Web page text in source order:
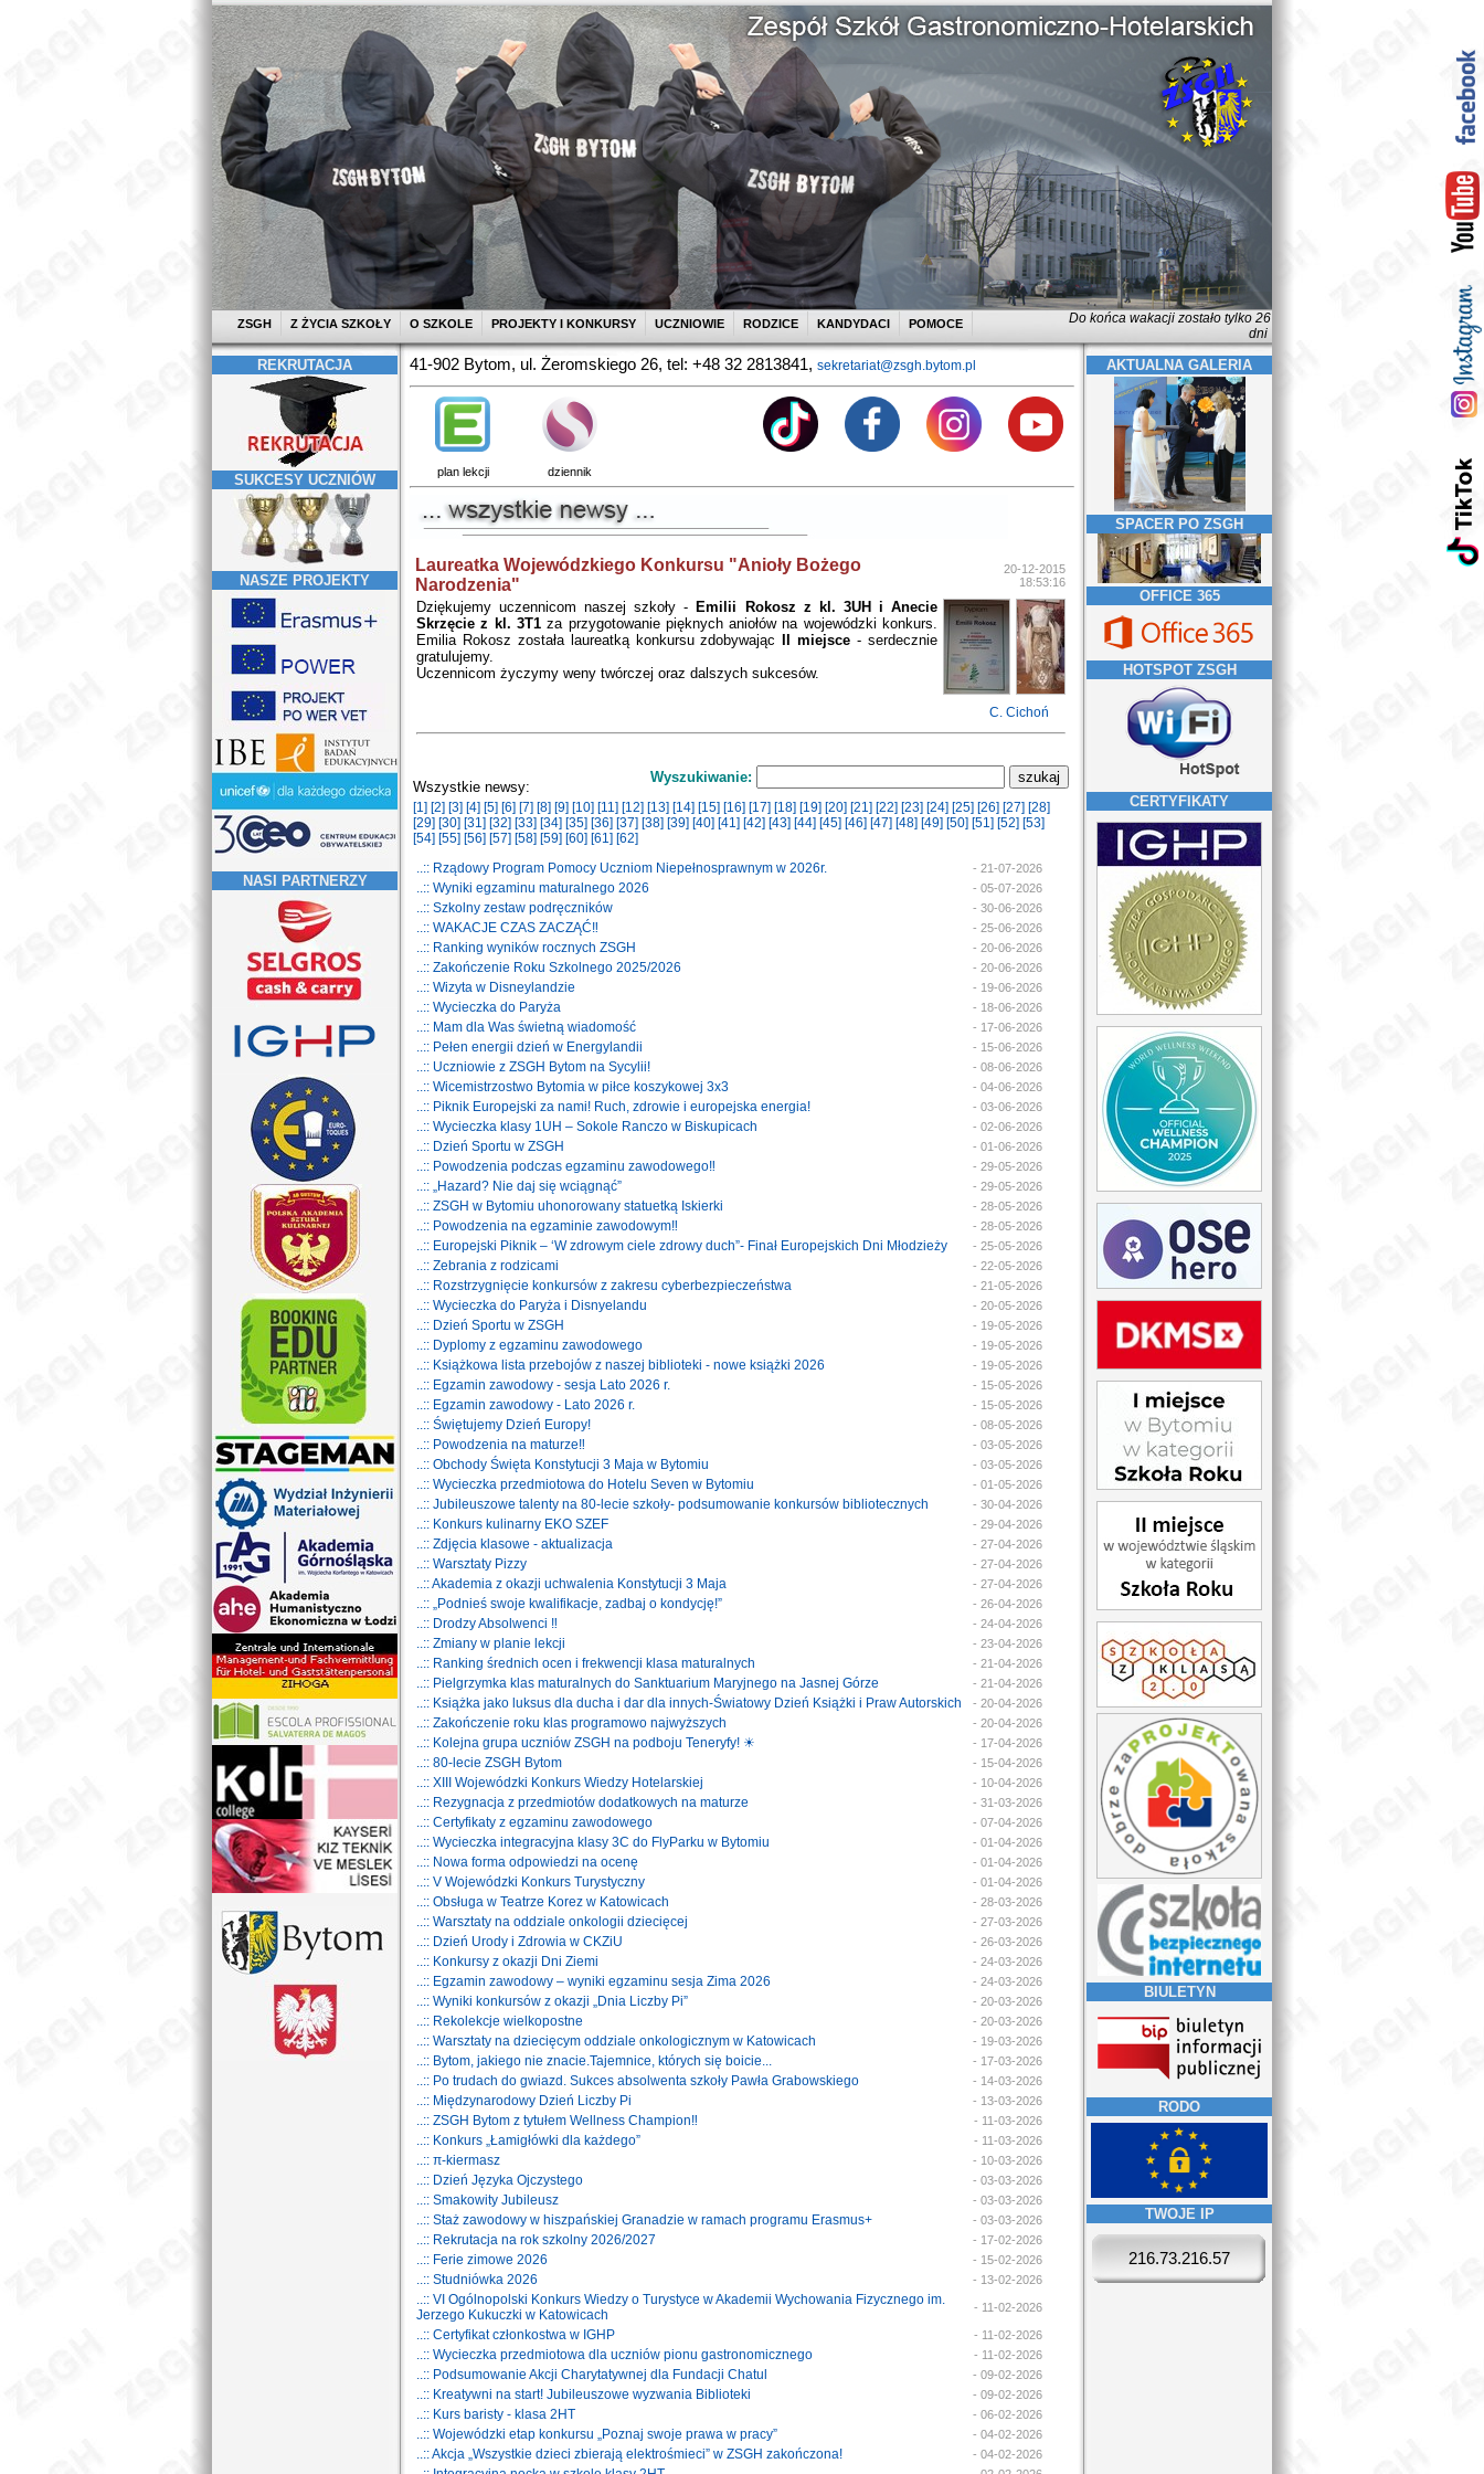
ZSGH Z ŻYCIA SZKOŁY O SZKOLE PROJEKTY I KONKURSY UCZNIOWIE RODZICE KANDYDACI POMOCE
Do końca wakacji zostało tylko 26
dni
REKRUTACJA
SUKCESY UCZNIÓW
NASZE PROJEKTY
NASI PARTNERZY
41-902 Bytom, ul. Żeromskiego 26, tel: +48 32 2813841, sekretariat@zsgh.bytom.pl
plan lekcji dziennik
Laureatka Wojewódzkiego Konkursu "Anioły Bożego
Narodzenia"
20-12-2015
18:53:16
Dziękujemy uczennicom naszej szkoły - Emilii Rokosz z kl. 3UH i Anecie
Skrzęcie z kl. 3T1za przygotowanie pięknych aniołów na wojewódzki konkurs.
Emilia Rokosz została laureatką konkursu zdobywając
II miejsce - serdecznie
gratulujemy.
Uczennicom życzymy weny twórczej oraz dalszych sukcesów.
C. Cichoń
Wszystkie newsy:
Wyszukiwanie:
[1] [2] [3] [4] [5] [6] [7] [8] [9] [10] [11] [12] [13] [14] [15] [16] [17] [18] [19] [20] [21] [22] [23] [24] [25] [26] [27] [28]
[29] [30] [31] [32] [33] [34] [35] [36] [37] [38] [39] [40] [41] [42] [43] [44] [45] [46] [47] [48] [49] [50] [51] [52] [53]
[54] [55] [56] [57] [58] [59] [60] [61] [62]
..:: Rządowy Program Pomocy Uczniom Niepełnosprawnym w 2026r.
- 21-07-2026
..:: Wyniki egzaminu maturalnego 2026 - 05-07-2026
..:: Szkolny zestaw podręczników - 30-06-2026
..:: WAKACJE CZAS ZACZĄĆ‼️ - 25-06-2026
..:: Ranking wyników rocznych ZSGH - 20-06-2026
..:: Zakończenie Roku Szkolnego 2025/2026 - 20-06-2026
..:: Wizyta w Disneylandzie - 19-06-2026
..:: Wycieczka do Paryża - 18-06-2026
..:: Mam dla Was świetną wiadomość - 17-06-2026
..:: Pełen energii dzień w Energylandii - 15-06-2026
..:: Uczniowie z ZSGH Bytom na Sycylii! - 08-06-2026
..:: Wicemistrzostwo Bytomia w piłce koszykowej 3x3 - 04-06-2026
..:: Piknik Europejski za nami! Ruch, zdrowie i europejska energia! - 03-06-2026
..:: Wycieczka klasy 1UH – Sokole Ranczo w Biskupicach - 02-06-2026
..:: Dzień Sportu w ZSGH - 01-06-2026
..:: Powodzenia podczas egzaminu zawodowego‼️ - 29-05-2026
..:: „Hazard? Nie daj się wciągnąć” - 29-05-2026
..:: ZSGH w Bytomiu uhonorowany statuetką Iskierki - 28-05-2026
..:: Powodzenia na egzaminie zawodowym‼️ - 28-05-2026
..:: Europejski Piknik – ‘W zdrowym ciele zdrowy duch”- Finał Europejskich Dni Młodzieży - 25-05-2026
..:: Zebrania z rodzicami - 22-05-2026
..:: Rozstrzygnięcie konkursów z zakresu cyberbezpieczeństwa - 21-05-2026
..:: Wycieczka do Paryża i Disnyelandu - 20-05-2026
..:: Dzień Sportu w ZSGH - 19-05-2026
..:: Dyplomy z egzaminu zawodowego - 19-05-2026
..:: Książkowa lista przebojów z naszej biblioteki - nowe książki 2026 - 19-05-2026
..:: Egzamin zawodowy - sesja Lato 2026 r. - 15-05-2026
..:: Egzamin zawodowy - Lato 2026 r. - 15-05-2026
..:: Świętujemy Dzień Europy! - 08-05-2026
..:: Powodzenia na maturze‼️ - 03-05-2026
..:: Obchody Święta Konstytucji 3 Maja w Bytomiu - 03-05-2026
..:: Wycieczka przedmiotowa do Hotelu Seven w Bytomiu - 01-05-2026
..:: Jubileuszowe talenty na 80-lecie szkoły- podsumowanie konkursów bibliotecznych - 30-04-2026
..:: Konkurs kulinarny EKO SZEF - 29-04-2026
..:: Zdjęcia klasowe - aktualizacja - 27-04-2026
..:: Warsztaty Pizzy - 27-04-2026
..:: Akademia z okazji uchwalenia Konstytucji 3 Maja - 27-04-2026
..:: „Podnieś swoje kwalifikacje, zadbaj o kondycję!” - 26-04-2026
..:: Drodzy Absolwenci ‼️ - 24-04-2026
..:: Zmiany w planie lekcji - 23-04-2026
..:: Ranking średnich ocen i frekwencji klasa maturalnych - 21-04-2026
..:: Pielgrzymka klas maturalnych do Sanktuarium Maryjnego na Jasnej Górze - 21-04-2026
..:: Książka jako luksus dla ducha i dar dla innych-Światowy Dzień Książki i Praw Autorskich - 20-04-2026
..:: Zakończenie roku klas programowo najwyższych - 20-04-2026
..:: Kolejna grupa uczniów ZSGH na podboju Teneryfy! ☀ - 17-04-2026
..:: 80-lecie ZSGH Bytom - 15-04-2026
..:: XIII Wojewódzki Konkurs Wiedzy Hotelarskiej - 10-04-2026
..:: Rezygnacja z przedmiotów dodatkowych na maturze - 31-03-2026
..:: Certyfikaty z egzaminu zawodowego - 07-04-2026
..:: Wycieczka integracyjna klasy 3C do FlyParku w Bytomiu - 01-04-2026
..:: Nowa forma odpowiedzi na ocenę - 01-04-2026
..:: V Wojewódzki Konkurs Turystyczny - 01-04-2026
..:: Obsługa w Teatrze Korez w Katowicach - 28-03-2026
..:: Warsztaty na oddziale onkologii dziecięcej - 27-03-2026
..:: Dzień Urody i Zdrowia w CKZiU - 26-03-2026
..:: Konkursy z okazji Dni Ziemi - 24-03-2026
..:: Egzamin zawodowy – wyniki egzaminu sesja Zima 2026 - 24-03-2026
..:: Wyniki konkursów z okazji „Dnia Liczby Pi” - 20-03-2026
..:: Rekolekcje wielkopostne - 20-03-2026
..:: Warsztaty na dziecięcym oddziale onkologicznym w Katowicach - 19-03-2026
..:: Bytom, jakiego nie znacie.Tajemnice, których się boicie... - 17-03-2026
..:: Po trudach do gwiazd. Sukces absolwenta szkoły Pawła Grabowskiego - 14-03-2026
..:: Międzynarodowy Dzień Liczby Pi - 13-03-2026
..:: ZSGH Bytom z tytułem Wellness Champion‼️ - 11-03-2026
..:: Konkurs „Łamigłówki dla każdego” - 11-03-2026
..:: π-kiermasz - 10-03-2026
..:: Dzień Języka Ojczystego - 03-03-2026
..:: Smakowity Jubileusz - 03-03-2026
..:: Staż zawodowy w hiszpańskiej Granadzie w ramach programu Erasmus+ - 03-03-2026
..:: Rekrutacja na rok szkolny 2026/2027 - 17-02-2026
..:: Ferie zimowe 2026 - 15-02-2026
..:: Studniówka 2026 - 13-02-2026
..:: VI Ogólnopolski Konkurs Wiedzy o Turystyce w Akademii Wychowania Fizycznego im.
Jerzego Kukuczki w Katowicach
- 11-02-2026
..:: Certyfikat członkostwa w IGHP - 11-02-2026
..:: Wycieczka przedmiotowa dla uczniów pionu gastronomicznego - 11-02-2026
..:: Podsumowanie Akcji Charytatywnej dla Fundacji Chatul - 09-02-2026
..:: Kreatywni na start! Jubileuszowe wyzwania Biblioteki - 09-02-2026
..:: Kurs baristy - klasa 2HT - 06-02-2026
..:: Wojewódzki etap konkursu „Poznaj swoje prawa w pracy” - 04-02-2026
..:: Akcja „Wszystkie dzieci zbierają elektrośmieci” w ZSGH zakończona! - 04-02-2026
AKTUALNA GALERIA
SPACER PO ZSGH
OFFICE 365
HOTSPOT ZSGH
CERTYFIKATY
BIULETYN
RODO
TWOJE IP
216.73.216.57